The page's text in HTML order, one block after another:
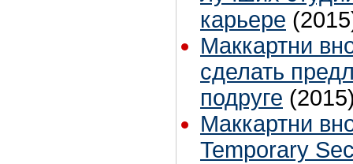
карьере
Маккартни
сделать
подруге
Маккартни
Temporary